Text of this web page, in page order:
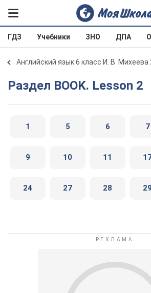
ГДЗ Учебники ЗНО ДПА
Английский язык 6 класс И. В. Михеева
Раздел BOOK. Lesson 2
1 5 6 7
9 10 11
24 27 28 29